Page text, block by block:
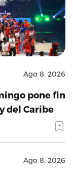
Ago 8, 2026
pone fin
del Caribe
Ago 8, 2026